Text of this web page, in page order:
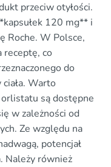
przeciw otyłości.
120 mg** i
Roche. W Polsce,
co
do
Warto
są dostępne
w zależności od
Ze względu na
potencjał
Należy również